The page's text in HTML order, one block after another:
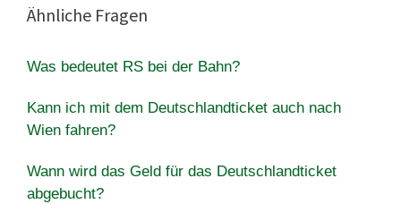
Ähnliche Fragen
Was bedeutet RS bei der Bahn?
Kann ich mit dem Deutschlandticket auch nach
Wien fahren?
Wann wird das Geld für das Deutschlandticket
abgebucht?